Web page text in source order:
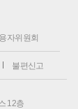
자위원회
불편신고
12층